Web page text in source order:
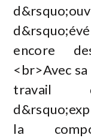
encore
<br>Avec
travail
la